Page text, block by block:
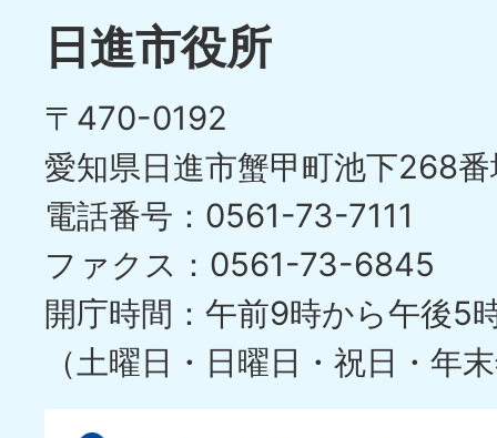
日進市役所
〒470-0192
愛知県日進市蟹甲町池下268
電話番号：0561-73-7111
ファクス：0561-73-6845
開庁時間：午前9時から午後5
（土曜日・日曜日・祝日・年